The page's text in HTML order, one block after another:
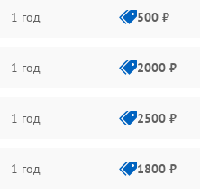
1 год 500 ₽
1 год 2000 ₽
1 год 2500 ₽
1 год 1800 ₽